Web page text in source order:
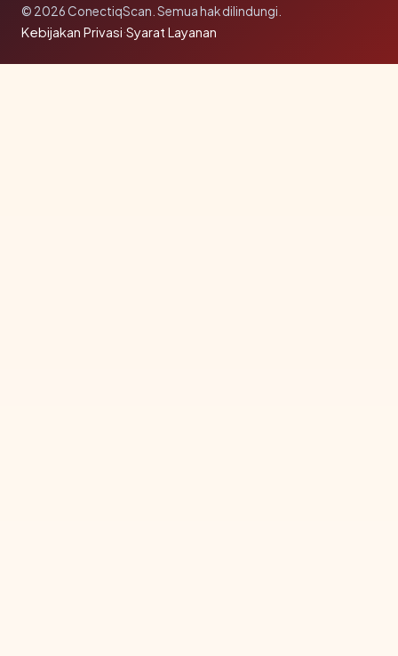
© 2026 ConectiqScan. Semua hak dilindungi.
Kebijakan Privasi·Syarat Layanan